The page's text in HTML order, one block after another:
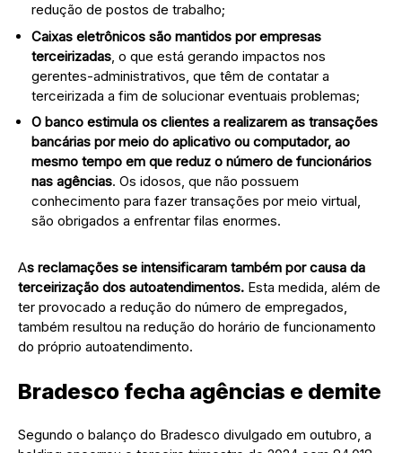
redução de postos de trabalho;
Caixas eletrônicos são mantidos por empresas
terceirizadas , o que está gerando impactos nos
gerentes-administrativos, que têm de contatar a
terceirizada a fim de solucionar eventuais problemas;
O banco estimula os clientes a realizarem as transações
bancárias por meio do aplicativo ou computador, ao
mesmo tempo em que reduz o número de funcionários
nas agências. Os idosos, que não possuem
conhecimento para fazer transações por meio virtual,
são obrigados a enfrentar filas enormes.
As reclamações se intensificaram também por causa da
terceirização dos autoatendimentos. Esta medida, além de
ter provocado a redução do número de empregados,
também resultou na redução do horário de funcionamento
do próprio autoatendimento.
Bradesco fecha agências e demite
Segundo o balanço do Bradesco divulgado em outubro, a